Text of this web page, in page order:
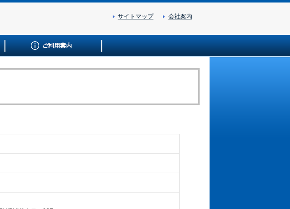
サイトマップ 会社案内